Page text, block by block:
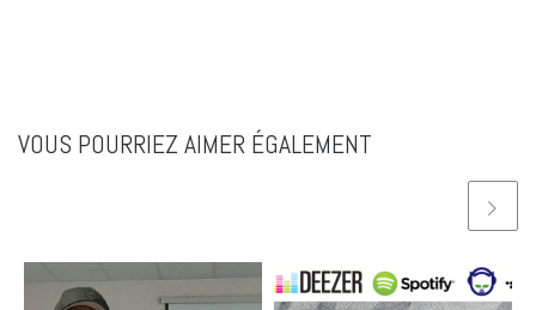
VOUS POURRIEZ AIMER ÉGALEMENT